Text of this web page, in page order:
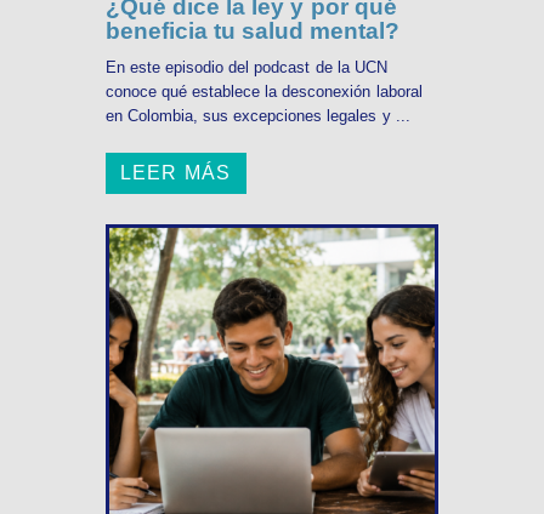
¿Qué dice la ley y por qué
beneficia tu salud mental?
En este episodio del podcast de la UCN
conoce qué establece la desconexión laboral
en Colombia, sus excepciones legales y ...
LEER MÁS